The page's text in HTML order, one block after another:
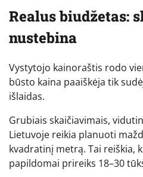
Realus biudžetas:
nustebina
Vystytojo kainoraštis rodo
būsto kaina paaiškėja tik
išlaidas.
Grubiais skaičiavimais,
Lietuvoje reikia planuoti
kvadratinį metrą. Tai reiškia,
papildomai prireiks 18–30